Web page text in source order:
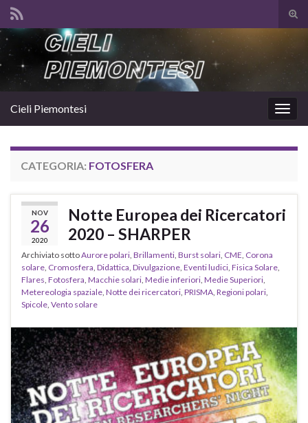
il
Search for:
la
Cieli Piemontesi
CATEGORIA: FOTOSFERA
NOV
26
2020
Notte Europea dei Ricercatori
2020 – SHARPER
Archiviato sottoAurore polari, Brillamenti, Burst solari, CME, Corona
solare, Cromosfera, Didattica, Divulgazione, Eventi ludici, Fisica Solare,
Flares, Fotosfera, Macchie solari, Medie inferiori, Medie Superiori,
Metereologia spaziale, Notte dei ricercatori, PRISMA, Regioni polari,
Spicole, Vento solare